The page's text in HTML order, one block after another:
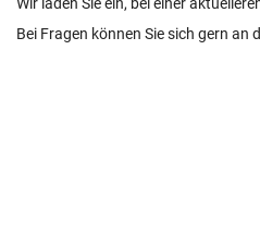
Bei Fragen können Sie sich gern an